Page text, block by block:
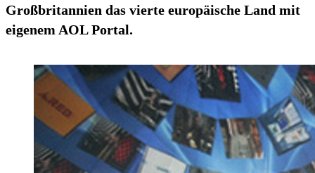
Großbritannien das vierte europäische Land mit
eigenem AOL Portal.